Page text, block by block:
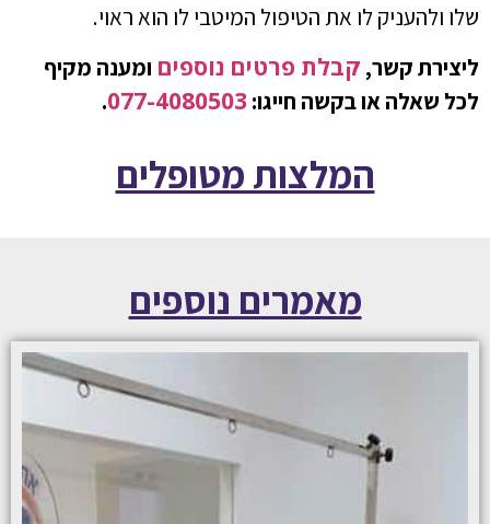
שלו ולהעניק לו את הטיפול המיטבי לו הוא ראוי.
ליצירת קשר, קבלת פרטים נוספים ומענה מקיף
לכל שאלה או בקשה חייגו:077-4080503
.
המלצות מטופלים
מאמרים נוספים